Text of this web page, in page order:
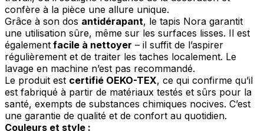
confère à la pièce une allure unique.
Grâce à son dos antidérapant, le tapis Nora garantit
une utilisation sûre, même sur les surfaces lisses. Il est
également facile à nettoyer – il suffit de l’aspirer
régulièrement et de traiter les taches localement. Le
lavage en machine n’est pas recommandé.
Le produit est certifié OEKO-TEX, ce qui confirme qu’il
est fabriqué à partir de matériaux testés et sûrs pour la
santé, exempts de substances chimiques nocives. C’est
une garantie de qualité et de confort au quotidien.
Couleurs et style :